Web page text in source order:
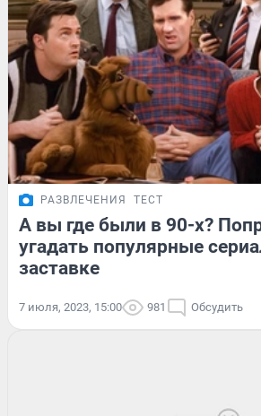
РАЗВЛЕЧЕНИЯ ТЕСТ
А вы где были в 90-х?
угадать популярные
заставке
7 июля, 2023, 15:00 981 Обсудить